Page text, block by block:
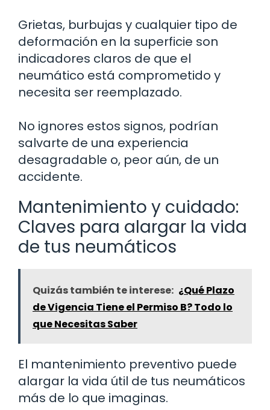
Grietas, burbujas y cualquier tipo de
deformación en la superficie son
indicadores claros de que el
neumático está comprometido y
necesita ser reemplazado.
No ignores estos signos, podrían
salvarte de una experiencia
desagradable o, peor aún, de un
accidente.
Mantenimiento y cuidado:
Claves para alargar la vida
de tus neumáticos
Quizás también te interese: ¿Qué Plazo
de Vigencia Tiene el Permiso B? Todo lo
que Necesitas Saber
El mantenimiento preventivo puede
alargar la vida útil de tus neumáticos
más de lo que imaginas.